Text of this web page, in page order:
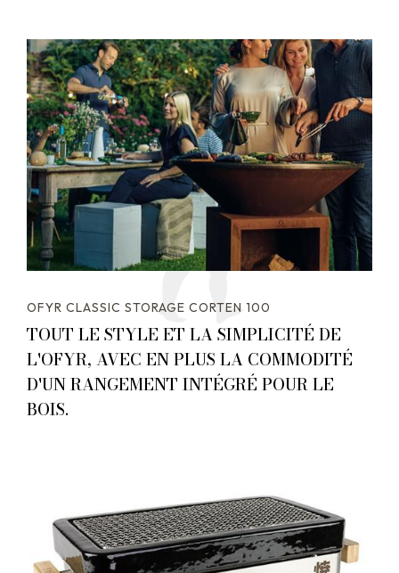
OFYR CLASSIC STORAGE CORTEN 100
TOUT LE STYLE ET LA SIMPLICITÉ DE
L'OFYR, AVEC EN PLUS LA COMMODITÉ
D'UN RANGEMENT INTÉGRÉ POUR LE
BOIS.